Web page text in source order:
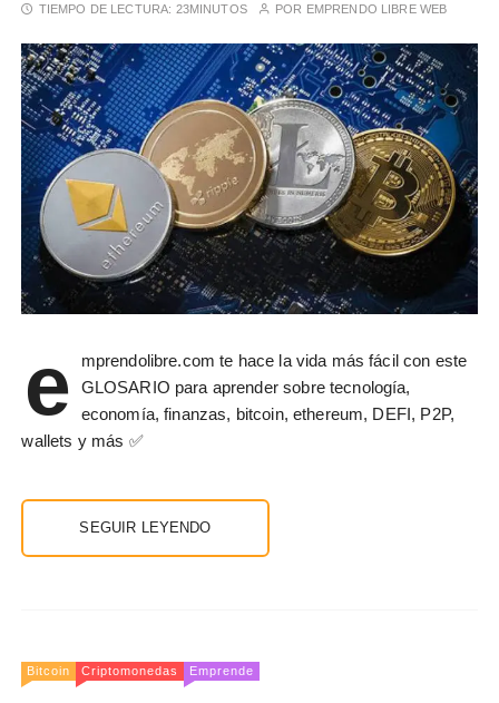
TIEMPO DE LECTURA: 23MINUTOS POR EMPRENDO LIBRE WEB
e
mprendolibre.com te hace la vida más fácil con este
GLOSARIO para aprender sobre tecnología,
economía, finanzas, bitcoin, ethereum, DEFI, P2P,
wallets y más ✅
SEGUIR LEYENDO
Bitcoin Criptomonedas Emprende